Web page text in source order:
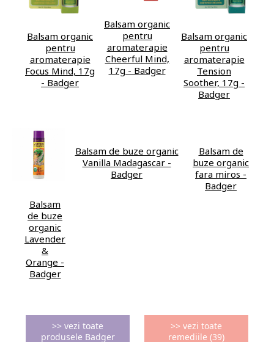
Balsam organic
pentru
aromaterapie
Focus Mind, 17g
- Badger
Balsam organic
pentru
aromaterapie
Cheerful Mind,
17g - Badger
Balsam organic
pentru
aromaterapie
Tension
Soother, 17g -
Badger
Balsam
de buze
organic
Lavender
&
Orange -
Badger
Balsam de buze organic
Vanilla Madagascar -
Badger
Balsam de
buze organic
fara miros -
Badger
>> vezi toate
produsele Badger
>> vezi toate
remediile (39)